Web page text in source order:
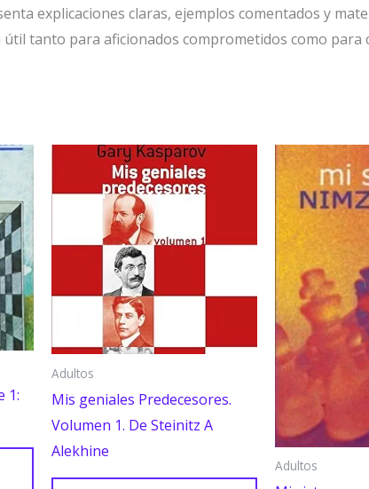
explicaciones claras, ejemplos comentados y
tanto para aficionados comprometidos como
1:
Adultos
Mis geniales Predecesores.
Volumen 1. De Steinitz A
Alekhine
Adultos